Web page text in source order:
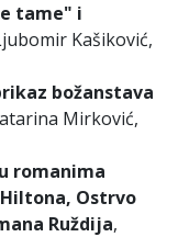
tame" i
Kašiković,
božanstava
Mirković,
romanima
Ostrvo
Ruždija,